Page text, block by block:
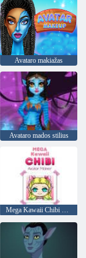
Avataro makiažas
Avataro mados stilius
Mega Kawaii Chibi avatarų kūrėjas